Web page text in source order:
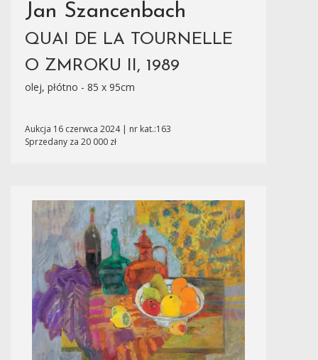
Jan Szancenbach
QUAI DE LA TOURNELLE
O ZMROKU II, 1989
olej, płótno - 85 x 95cm
Aukcja 16 czerwca 2024 | nr kat.:163
Sprzedany za 20 000 zł